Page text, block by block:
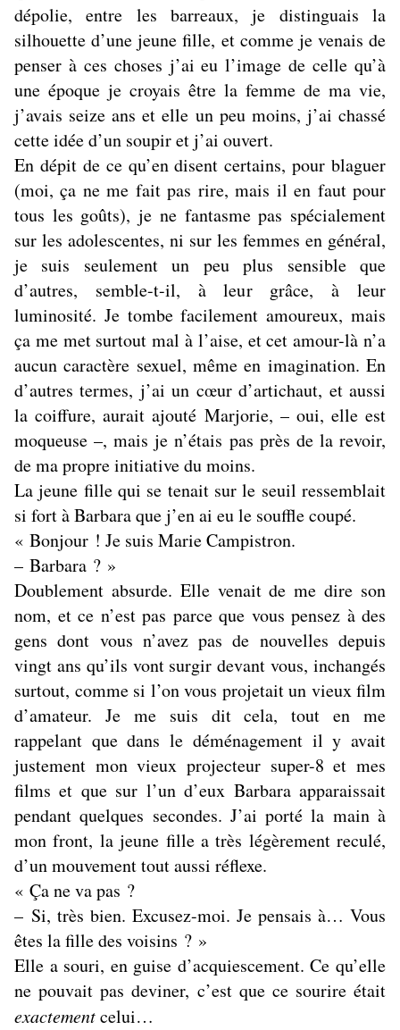
dépolie, entre les barreaux, je distinguais la
silhouette d’une jeune fille, et comme je venais de
penser à ces choses j’ai eu l’image de celle qu’à
une époque je croyais être la femme de ma vie,
j’avais seize ans et elle un peu moins, j’ai chassé
cette idée d’un soupir et j’ai ouvert.
En dépit de ce qu’en disent certains, pour blaguer
(moi, ça ne me fait pas rire, mais il en faut pour
tous les goûts), je ne fantasme pas spécialement
sur les adolescentes, ni sur les femmes en général,
je suis seulement un peu plus sensible que
d’autres, semble-t-il, à leur grâce, à leur
luminosité. Je tombe facilement amoureux, mais
ça me met surtout mal à l’aise, et cet amour-là n’a
aucun caractère sexuel, même en imagination. En
d’autres termes, j’ai un cœur d’artichaut, et aussi
la coiffure, aurait ajouté Marjorie, – oui, elle est
moqueuse –, mais je n’étais pas près de la revoir,
de ma propre initiative du moins.
La jeune fille qui se tenait sur le seuil ressemblait
si fort à Barbara que j’en ai eu le souffle coupé.
« Bonjour ! Je suis Marie Campistron.
– Barbara ? »
Doublement absurde. Elle venait de me dire son
nom, et ce n’est pas parce que vous pensez à des
gens dont vous n’avez pas de nouvelles depuis
vingt ans qu’ils vont surgir devant vous, inchangés
surtout, comme si l’on vous projetait un vieux film
d’amateur. Je me suis dit cela, tout en me
rappelant que dans le déménagement il y avait
justement mon vieux projecteur super-8 et mes
films et que sur l’un d’eux Barbara apparaissait
pendant quelques secondes. J’ai porté la main à
mon front, la jeune fille a très légèrement reculé,
d’un mouvement tout aussi réflexe.
« Ça ne va pas ?
– Si, très bien. Excusez-moi. Je pensais à… Vous
êtes la fille des voisins ? »
Elle a souri, en guise d’acquiescement. Ce qu’elle
ne pouvait pas deviner, c’est que ce sourire était
exactementcelui…